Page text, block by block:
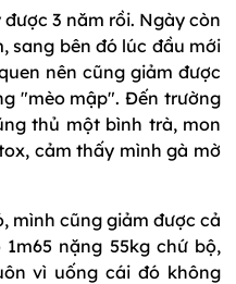
3 năm rồi. Ngày còn
sang bên đó lúc đầu mới
nên cũng giảm được
"mèo mập". Đến trường
thủ một bình trà, mon
cảm thấy mình gà mờ
mình cũng giảm được cả
nặng 55kg chứ bộ,
vì uống cái đó không